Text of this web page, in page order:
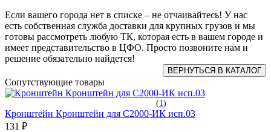
Если вашего города нет в списке – не отчаивайтесь! У нас
есть собственная служба доставки для крупных грузов и мы
готовы рассмотреть любую ТК, которая есть в вашем городе и
имеет представительство в ЦФО. Просто позвоните нам и
решение обязательно найдется!
Сопутствующие товары
(1)
Кронштейн Кронштейн для С2000-ИК исп.03
131 ₽